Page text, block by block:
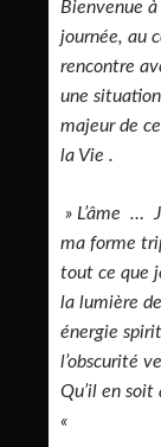
Bienvenue
journée, au
rencontre
une
majeur de
la Vie .
» L’âme …
ma forme
tout ce que
la lumière
énergie
l’obscurité
Qu’il en
«